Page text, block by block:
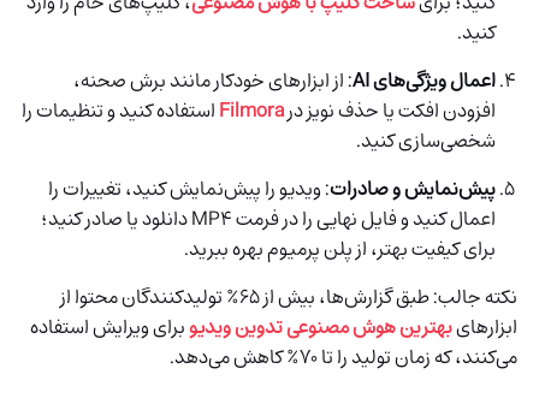
کنید.
اعمال ویژگی‌های AI : از ابزارهای خودکار مانند برش صحنه،
افزودن افکت یا حذف نویز درFilmoraاستفاده کنید و تنظیمات را
شخصی‌سازی کنید.
پیش‌نمایش و صادرات: ویدیو را پیش‌نمایش کنید، تغییرات را
اعمال کنید و فایل نهایی را در فرمت MP4 دانلود یا صادر کنید؛
برای کیفیت بهتر، از پلن پرمیوم بهره ببرید.
نکته جالب: طبق گزارش‌ها، بیش از ۶۵٪ تولیدکنندگان محتوا از
ابزارهایبهترین هوش مصنوعی تدوین ویدیوبرای ویرایش استفاده
می‌کنند، که زمان تولید را تا ۷۰٪ کاهش می‌دهد.